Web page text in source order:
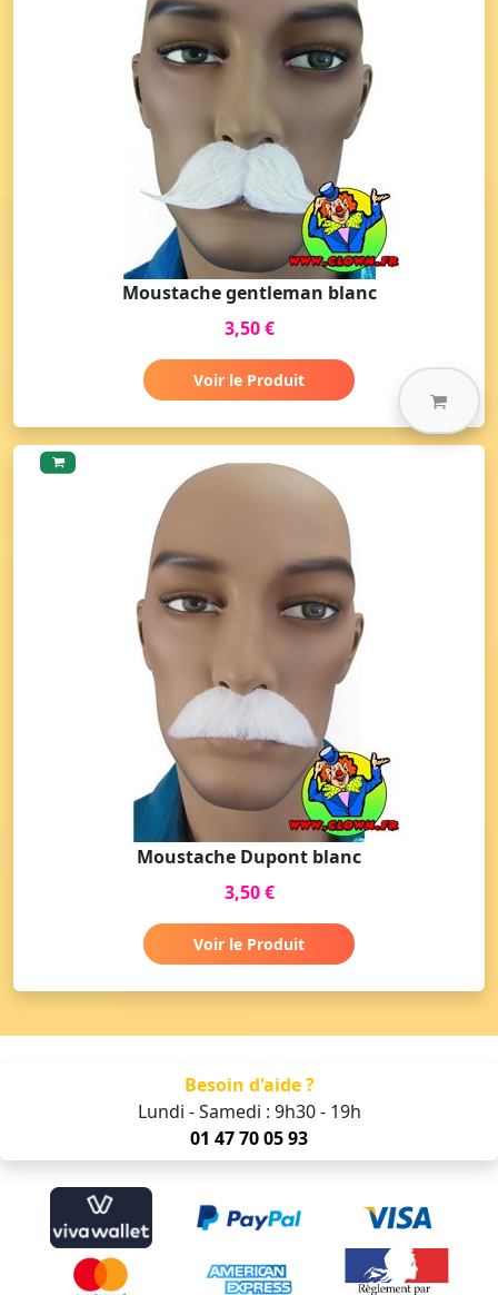
Moustache gentleman blanc
3,50 €
Voir le Produit
Moustache Dupont blanc
3,50 €
Voir le Produit
Besoin d'aide ?
Lundi - Samedi : 9h30 - 19h
01 47 70 05 93